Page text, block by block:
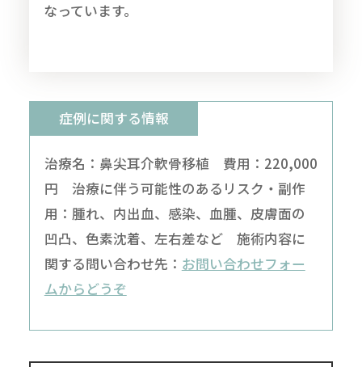
なっています。
症例に関する情報
治療名：鼻尖耳介軟骨移植 費用：220,000
円 治療に伴う可能性のあるリスク・副作
用：腫れ、内出血、感染、血腫、皮膚面の
凹凸、色素沈着、左右差など 施術内容に
関する問い合わせ先： お問い合わせフォー
ムからどうぞ